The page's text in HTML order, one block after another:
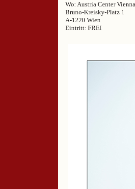
Wo: Austria Center Vienna
Bruno-Kreisky-Platz 1
A-1220 Wien
Eintritt: FREI